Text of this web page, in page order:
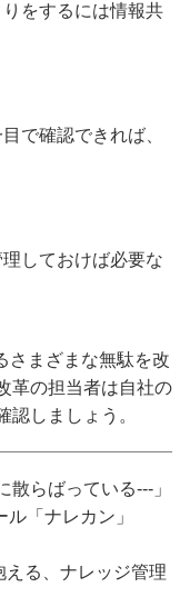
をするには情報共
で確認できれば、
しておけば必要な
さまざまな無駄を改
革の担当者は自社の
しましょう。
散らばっている---」
「ナレカン」
える、ナレッジ管理